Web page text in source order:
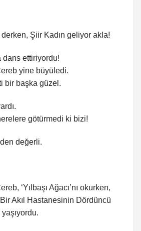
Şiir Kadın geliyor akla!
dans ettiriyordu!
yine büyüledi.
bir başka güzel.
götürmedi ki bizi!
değerli.
‘Yılbaşı Ağacı’nı okurken,
Akıl Hastanesinin Dördüncü
yaşıyordu.